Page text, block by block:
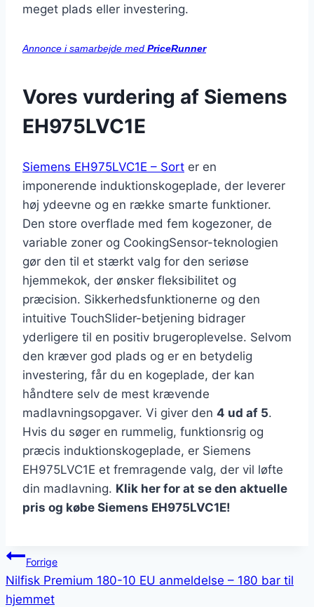
meget plads eller investering.
Annonce i samarbejde med PriceRunner
Vores vurdering af Siemens
EH975LVC1E
Siemens EH975LVC1E – Sort er en
imponerende induktionskogeplade, der leverer
høj ydeevne og en række smarte funktioner.
Den store overflade med fem kogezoner, de
variable zoner og CookingSensor-teknologien
gør den til et stærkt valg for den seriøse
hjemmekok, der ønsker fleksibilitet og
præcision. Sikkerhedsfunktionerne og den
intuitive TouchSlider-betjening bidrager
yderligere til en positiv brugeroplevelse. Selvom
den kræver god plads og er en betydelig
investering, får du en kogeplade, der kan
håndtere selv de mest krævende
madlavningsopgaver. Vi giver den 4 ud af 5.
Hvis du søger en rummelig, funktionsrig og
præcis induktionskogeplade, er Siemens
EH975LVC1E et fremragende valg, der vil løfte
din madlavning. Klik her for at se den aktuelle
pris og købe Siemens EH975LVC1E!
Indlægsnavigation
Forrige
Nilfisk Premium 180-10 EU anmeldelse – 180 bar til
hjemmet